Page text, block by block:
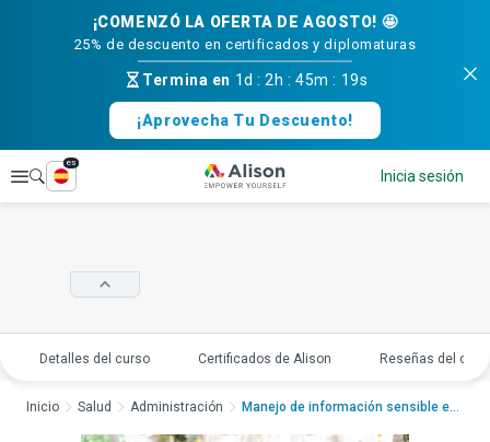
¡COMENZÓ LA OFERTA DE AGOSTO! 🤩
25% de descuento en certificados y diplomaturas
Termina en 1d :2h :45m : 18s
¡Aprovecha Tu Descuento!
Explorar
es
Inicia sesión
Detalles del curso Certificados de Alison Reseñas del
Inicio Salud Administración Manejo de información sensible en el ...